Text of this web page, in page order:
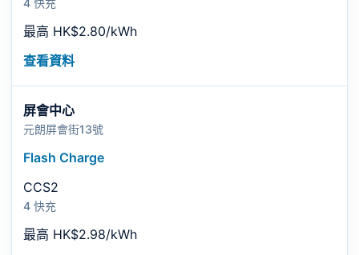
4 快充
最高 HK$2.80/kWh
查看資料
屏會中心
元朗屏會街13號
Flash Charge
CCS2
4 快充
最高 HK$2.98/kWh